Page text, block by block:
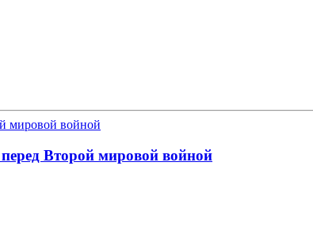
Второй мировой войной